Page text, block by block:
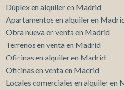
Dúplex en alquiler en Madrid
Apartamentos en alquiler en
Obra nueva en venta en Madrid
Terrenos en venta en Madrid
Oficinas en alquiler en Madrid
Oficinas en venta en Madrid
Locales comerciales en alquiler en